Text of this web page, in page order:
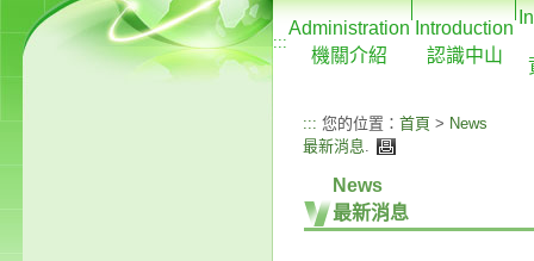
:::
Administration
機關介紹
Introduction
認識中山
::: 您的位置： 首頁 > News
最新消息.
News
最新消息